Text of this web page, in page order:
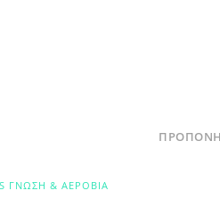
ΓΝΏΣΗ & ΑΕΡΌΒΙΑ